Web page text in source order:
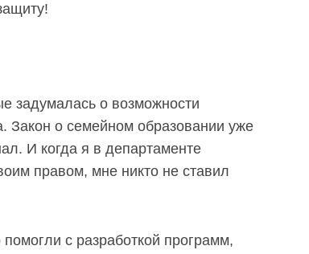
задумалась о возможности
Закон о семейном образовании уже
И когда я в департаменте
правом, мне никто не ставил
с разработкой программ,